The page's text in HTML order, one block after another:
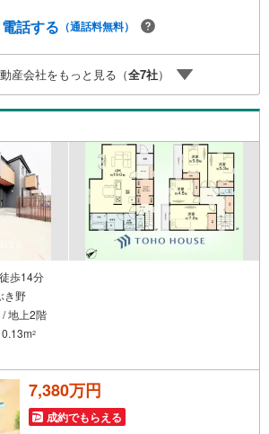
ーーーーーーー紹介金融機関/都市銀行利率/年
の適用金利は融資実行時のものとなります。
り表記の返済額と異なる場合があります。ー
ーーーーーーーーーーーーーーーーーー
電話する （通話料無料）
産会社をもっと見る（全7社）
歩14分
き野
地上2階
2
7,380万円
成約でもらえる